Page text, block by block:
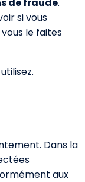
si vous
le faites
Dans la
aux